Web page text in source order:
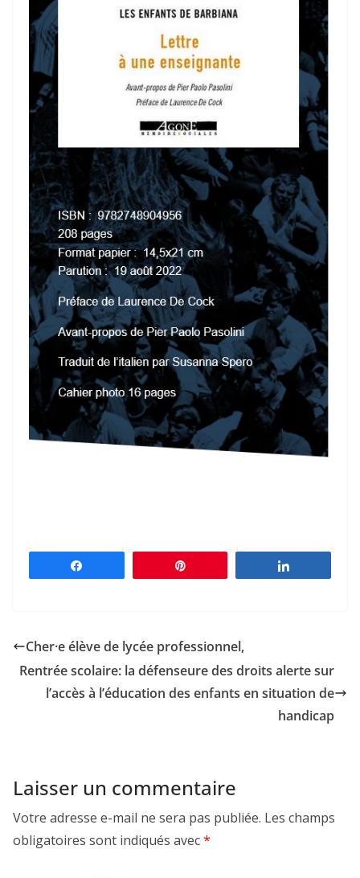
Cher·e élève de lycée professionnel,
Rentrée scolaire: la défenseure des droits alerte sur
l’accès à l’éducation des enfants en situation de
handicap
Laisser un commentaire
Votre adresse e-mail ne sera pas publiée. Les champs
obligatoires sont indiqués avec*